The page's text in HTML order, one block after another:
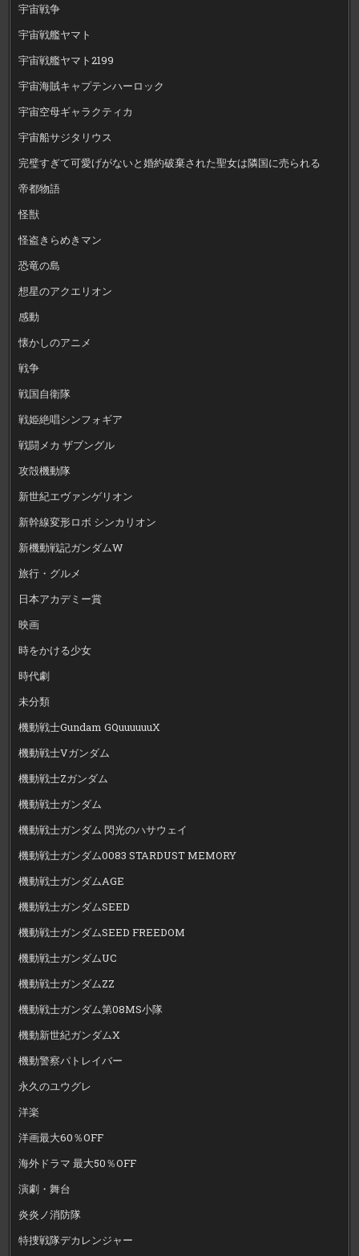
宇宙戦争
宇宙戦艦ヤマト
宇宙戦艦ヤマト2199
宇宙海賊キャプテンハーロック
宇宙空母ギャラクティカ
宇宙船サジタリウス
完璧すぎて可愛げがないと婚約破棄された聖女は隣国に売られる
帝都物語
怪獣
怪盗きらめきマン
恐竜の島
想星のアクエリオン
感動
懐かしのアニメ
戦争
戦国自衛隊
戦姫絶唱シンフォギア
戦闘メカ ザブングル
攻殻機動隊
新世紀エヴァンゲリオン
新幹線変形ロボ シンカリオン
新機動戦記ガンダムW
旅行・グルメ
日本アカデミー賞
映画
時をかける少女
時代劇
未分類
機動戦士Gundam GQuuuuuuX
機動戦士Vガンダム
機動戦士Zガンダム
機動戦士ガンダム
機動戦士ガンダム 閃光のハサウェイ
機動戦士ガンダム0083 STARDUST MEMORY
機動戦士ガンダムAGE
機動戦士ガンダムSEED
機動戦士ガンダムSEED FREEDOM
機動戦士ガンダムUC
機動戦士ガンダムZZ
機動戦士ガンダム第08MS小隊
機動新世紀ガンダムX
機動警察パトレイバー
永久のユウグレ
洋楽
洋画最大60％OFF
海外ドラマ 最大50％OFF
演劇・舞台
炎炎ノ消防隊
特捜戦隊デカレンジャー